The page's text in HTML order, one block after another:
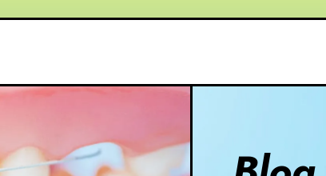
の受け取りを停止）するための手順
その後の情報の受け取りの停止）を希望される場合は、直接
プトアウトページにアクセスして、GoogleによるCookieの使
アウトページにアクセスして、第三者配信事業者による